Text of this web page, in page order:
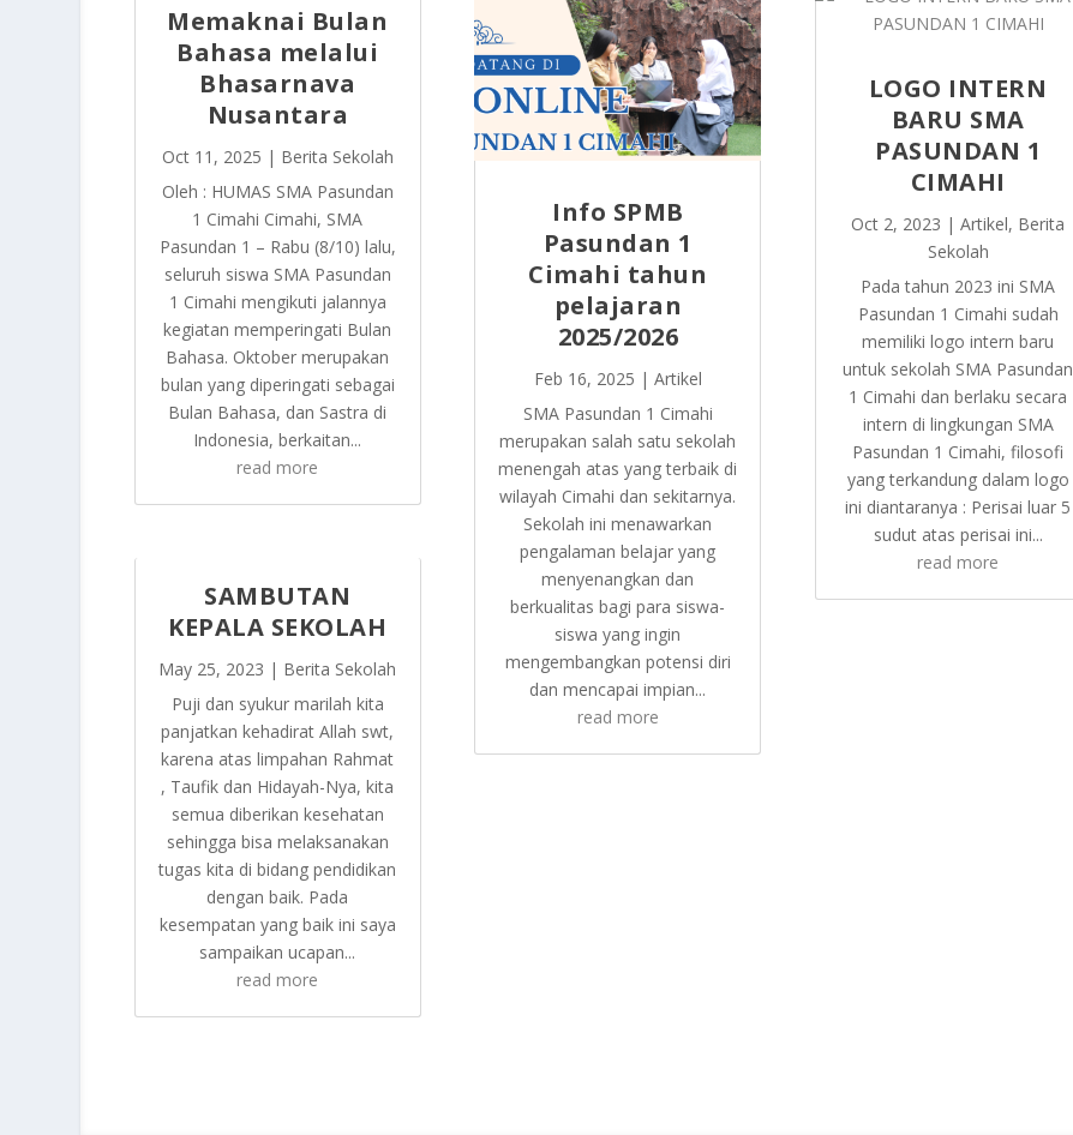
Memaknai Bulan
Bahasa melalui
Bhasarnava
Nusantara
Oct 11, 2025 | Berita Sekolah
Oleh : HUMAS SMA Pasundan
1 Cimahi Cimahi, SMA
Pasundan 1 – Rabu (8/10) lalu,
seluruh siswa SMA Pasundan
1 Cimahi mengikuti jalannya
kegiatan memperingati Bulan
Bahasa. Oktober merupakan
bulan yang diperingati sebagai
Bulan Bahasa, dan Sastra di
Indonesia, berkaitan...
read more
SAMBUTAN
KEPALA SEKOLAH
May 25, 2023 | Berita Sekolah
Puji dan syukur marilah kita
panjatkan kehadirat Allah swt,
karena atas limpahan Rahmat
, Taufik dan Hidayah-Nya, kita
semua diberikan kesehatan
sehingga bisa melaksanakan
tugas kita di bidang pendidikan
dengan baik. Pada
kesempatan yang baik ini saya
sampaikan ucapan...
read more
Info SPMB
Pasundan 1
Cimahi tahun
pelajaran
2025/2026
Feb 16, 2025 | Artikel
SMA Pasundan 1 Cimahi
merupakan salah satu sekolah
menengah atas yang terbaik di
wilayah Cimahi dan sekitarnya.
Sekolah ini menawarkan
pengalaman belajar yang
menyenangkan dan
berkualitas bagi para siswa-
siswa yang ingin
mengembangkan potensi diri
dan mencapai impian...
read more
LOGO INTERN
BARU SMA
PASUNDAN 1
CIMAHI
Oct 2, 2023 |Artikel, Berita
Sekolah
Pada tahun 2023 ini SMA
Pasundan 1 Cimahi sudah
memiliki logo intern baru
untuk sekolah SMA Pasundan
1 Cimahi dan berlaku secara
intern di lingkungan SMA
Pasundan 1 Cimahi, filosofi
yang terkandung dalam logo
ini diantaranya : Perisai luar 5
sudut atas perisai ini...
read more